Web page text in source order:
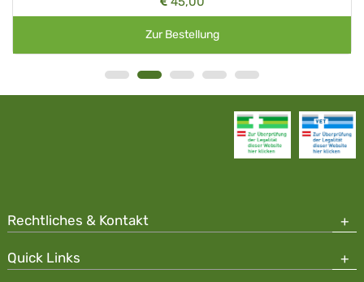
Zur Bestellung
Rechtliches & Kontakt
Quick Links